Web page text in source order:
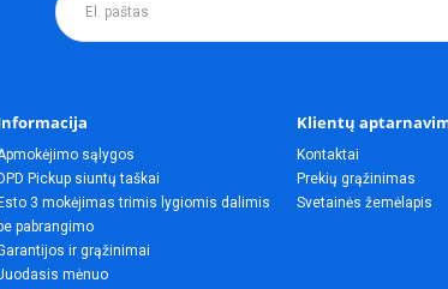
sąlygos
DPD Pickup siuntų taškai
Esto 3 mokėjimas trimis lygiomis dalimis
be pabrangimo
ir grąžinimai
mėnuo
Klientų
Kontaktai
Prekių grąžinimas
Svetainės žemėlapis